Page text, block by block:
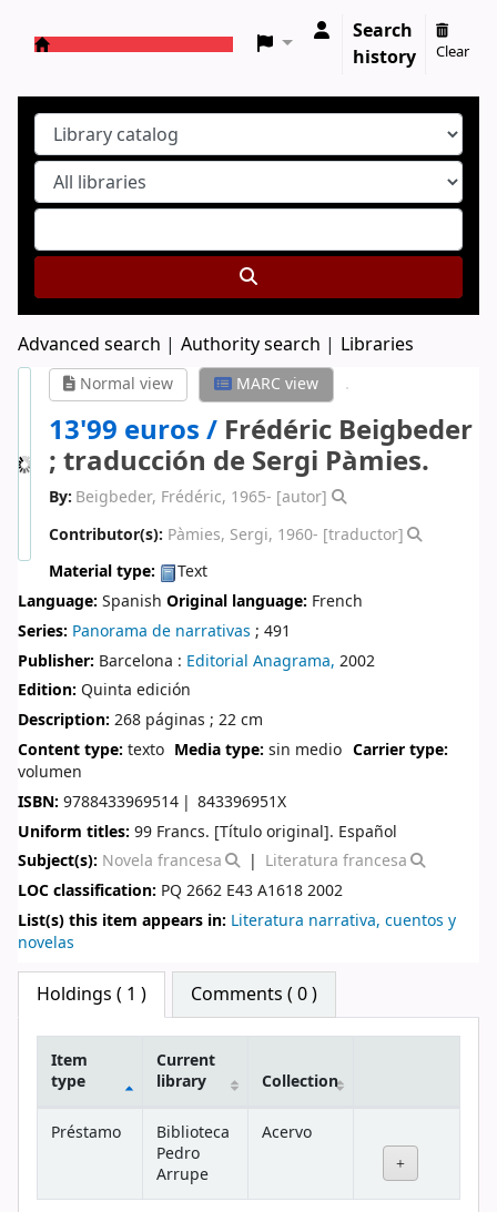
Search
history
Clear
Advanced search Authority search Libraries
Normal view MARC view
13'99 euros / Frédéric Beigbeder
; traducción de Sergi Pàmies.
By: Beigbeder, Frédéric, 1965- [autor]
Contributor(s): Pàmies, Sergi, 1960- [traductor]
Material type:
Text
Language: Spanish Original language: French
Series: Panorama de narrativas ; 491
Publisher: Barcelona : Editorial Anagrama, 2002
Edition: Quinta edición
Description: 268 páginas ; 22 cm
Content type: texto Media type:sin medio Carrier type:
volumen
ISBN: 9788433969514
843396951X
Uniform titles: 99 Francs. [Título original]. Español
Subject(s): Novela francesa
Literatura francesa
LOC classification: PQ 2662 E43 A1618 2002
List(s) this item appears in: Literatura narrativa, cuentos y
novelas
Star ratings
Holdings ( 1 ) Comments ( 0 )
Holdings
Item
type
Current
library
Collection
Préstamo
Biblioteca
Pedro
Arrupe
Acervo